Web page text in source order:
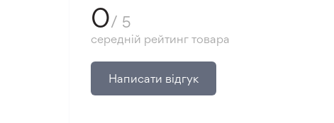
0/ 5
середній рейтинг товара
Написати відгук